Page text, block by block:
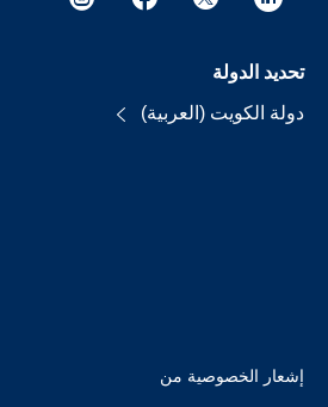
تحديد الدولة
دولة الكويت (العربية)
إشعار الخصوصية من